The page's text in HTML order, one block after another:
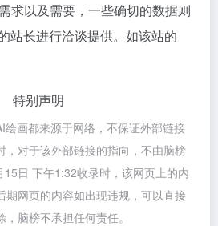
求以及需要，一些确切的数据则
站长进行洽谈提供。如该站的
特别声明
绘画都来源于网络，不保证外部链接
，对于该外部链接的指向，不由脑榜
日 下午1:32收录时，该网页上的内
期网页的内容如出现违规，可以直接
脑榜不承担任何责任。